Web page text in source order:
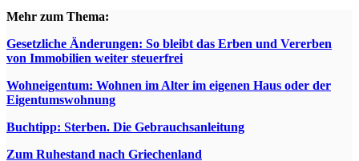
Mehr zum Thema:
Gesetzliche Änderungen: So bleibt das Erben und Vererben
von Immobilien weiter steuerfrei
Wohneigentum: Wohnen im Alter im eigenen Haus oder der
Eigentumswohnung
Buchtipp: Sterben. Die Gebrauchsanleitung
Zum Ruhestand nach Griechenland